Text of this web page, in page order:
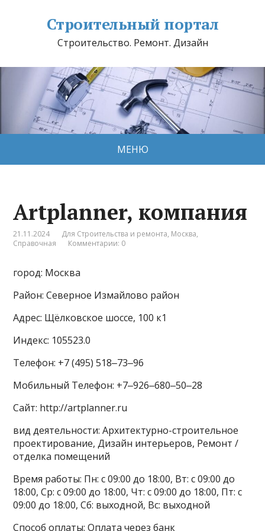
Строительный портал
Строительство. Ремонт. Дизайн
МЕНЮ
Artplanner, компания
21.11.2024 Для Строительства и ремонта, Москва,
Справочная
Комментарии: 0
город: Москва
Район: Северное Измайлово район
Адрес: Щёлковское шоссе, 100 к1
Индекс: 105523.0
Телефон: +7 (495) 518‒73‒96
Мобильный Телефон: +7‒926‒680‒50‒28
Сайт: http://artplanner.ru
вид деятельности: Архитектурно-строительное
проектирование, Дизайн интерьеров, Ремонт /
отделка помещений
Время работы: Пн: с 09:00 до 18:00, Вт: с 09:00 до
18:00, Ср: с 09:00 до 18:00, Чт: с 09:00 до 18:00, Пт: с
09:00 до 18:00, Сб: выходной, Вс: выходной
Способ оплаты: Оплата через банк